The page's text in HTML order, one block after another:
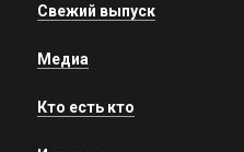
Свежий выпуск
Медиа
Кто есть кто